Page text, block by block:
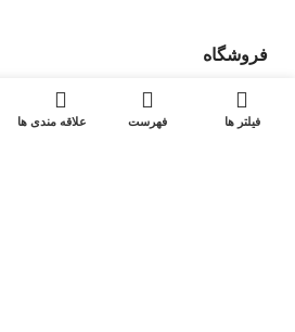
فروشگاه
صفحه فروشگاه
فیلتر ها فهرست علاقه مندی ها